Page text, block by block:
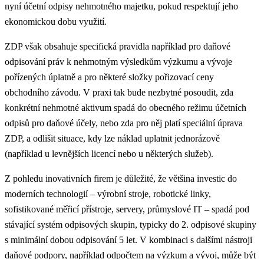
nyní účetní odpisy nehmotného majetku, pokud respektují jeho
ekonomickou dobu využití.
ZDP však obsahuje specifická pravidla například pro daňové
odpisování práv k nehmotným výsledkům výzkumu a vývoje
pořízených úplatně a pro některé složky pořizovací ceny
obchodního závodu. V praxi tak bude nezbytné posoudit, zda
konkrétní nehmotné aktivum spadá do obecného režimu účetních
odpisů pro daňové účely, nebo zda pro něj platí speciální úprava
ZDP, a odlišit situace, kdy lze náklad uplatnit jednorázově
(například u levnějších licencí nebo u některých služeb).
Z pohledu inovativních firem je důležité, že většina investic do
moderních technologií – výrobní stroje, robotické linky,
sofistikované měřicí přístroje, servery, průmyslové IT – spadá pod
stávající systém odpisových skupin, typicky do 2. odpisové skupiny
s minimální dobou odpisování 5 let. V kombinaci s dalšími nástroji
daňové podpory, například odpočtem na výzkum a vývoj, může být